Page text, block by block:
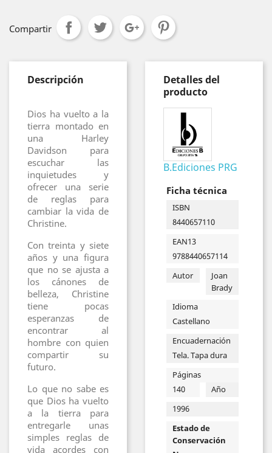
Compartir
Descripción
Dios ha vuelto a la
tierra montado en
una Harley
Davidson para
escuchar las
inquietudes y
ofrecer una serie
de reglas para
cambiar la vida de
Christine.
Con treinta y siete
años y una figura
que no se ajusta a
los cánones de
belleza, Christine
tiene pocas
esperanzas de
encontrar al
hombre con quien
compartir su
futuro.
Lo que no sabe es
que Dios ha vuelto
a la tierra para
entregarle unas
simples reglas de
vida acordes con
Detalles del
producto
B.Ediciones PRG
Ficha técnica
ISBN
8440657110
EAN13
9788440657114
Autor
Joan
Brady
Idioma
Castellano
Encuadernación
Tela. Tapa dura
Páginas
140
Año
1996
Estado de
Conservación